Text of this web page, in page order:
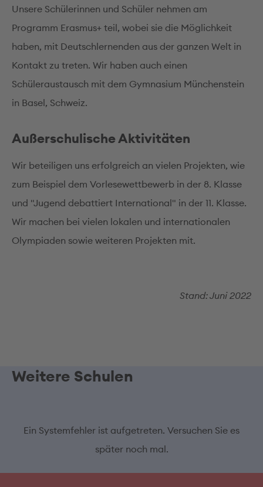
Unsere Schülerinnen und Schüler nehmen am
Programm Erasmus+ teil, wobei sie die Möglichkeit
haben, mit Deutschlernenden aus der ganzen Welt in
Kontakt zu treten. Wir haben auch einen
Schüleraustausch mit dem Gymnasium Münchenstein
in Basel, Schweiz.
Außerschulische Aktivitäten
Wir beteiligen uns erfolgreich an vielen Projekten, wie
zum Beispiel dem Vorlesewettbewerb in der 8. Klasse
und "Jugend debattiert International" in der 11. Klasse.
Wir machen bei vielen lokalen und internationalen
Olympiaden sowie weiteren Projekten mit.
Stand: Juni 2022
Weitere Schulen
Ein Systemfehler ist aufgetreten. Versuchen Sie es
später noch mal.